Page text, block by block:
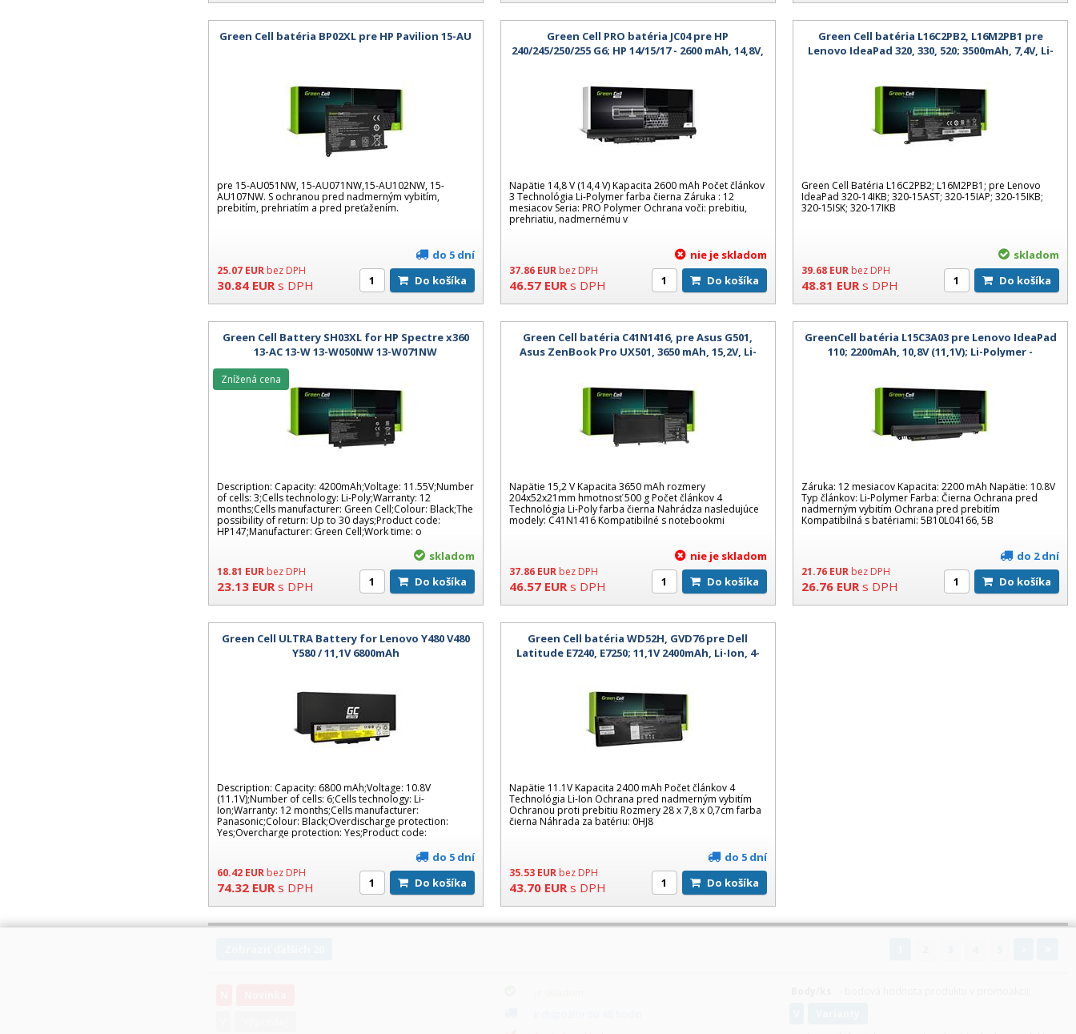
Green Cell batéria BP02XL pre HP Pavilion 15-AU
pre 15-AU051NW, 15-AU071NW,15-AU102NW, 15-
AU107NW. S ochranou pred nadmerným vybitím,
prebitím, prehriatím a pred preťažením.
25.07 EUR bez DPH
30.84 EUR s DPH
do 5 dní
Do košíka
Green Cell PRO batéria JC04 pre HP
240/245/250/255 G6; HP 14/15/17 - 2600 mAh, 14,8V,
Napätie 14,8 V (14,4 V) Kapacita 2600 mAh Počet článkov
3 Technológia Li-Polymer farba čierna Záruka : 12
mesiacov Seria: PRO Polymer Ochrana voči: prebitiu,
prehriatiu, nadmernému v
37.86 EUR bez DPH
46.57 EUR s DPH
nie je skladom
Do košíka
Green Cell batéria L16C2PB2, L16M2PB1 pre
Lenovo IdeaPad 320, 330, 520; 3500mAh, 7,4V, Li-
Green Cell Batéria L16C2PB2; L16M2PB1; pre Lenovo
IdeaPad 320-14IKB; 320-15AST; 320-15IAP; 320-15IKB;
320-15ISK; 320-17IKB
39.68 EUR bez DPH
48.81 EUR s DPH
skladom
Do košíka
Green Cell Battery SH03XL for HP Spectre x360
13-AC 13-W 13-W050NW 13-W071NW
Description: Capacity: 4200mAh;Voltage: 11.55V;Number
of cells: 3;Cells technology: Li-Poly;Warranty: 12
months;Cells manufacturer: Green Cell;Colour: Black;The
possibility of return: Up to 30 days;Product code:
HP147;Manufacturer: Green Cell;Work time: o
18.81 EUR bez DPH
23.13 EUR s DPH
Znížená cena
skladom
Do košíka
Green Cell batéria C41N1416, pre Asus G501,
Asus ZenBook Pro UX501, 3650 mAh, 15,2V, Li-
Napätie 15,2 V Kapacita 3650 mAh rozmery
204x52x21mm hmotnosť 500 g Počet článkov 4
Technológia Li-Poly farba čierna Nahrádza nasledujúce
modely: C41N1416 Kompatibilné s notebookmi
37.86 EUR bez DPH
46.57 EUR s DPH
nie je skladom
Do košíka
GreenCell batéria L15C3A03 pre Lenovo IdeaPad
110; 2200mAh, 10,8V (11,1V); Li-Polymer -
Záruka: 12 mesiacov Kapacita: 2200 mAh Napätie: 10.8V
Typ článkov: Li-Polymer Farba: Čierna Ochrana pred
nadmerným vybitím Ochrana pred prebitím
Kompatibilná s batériami: 5B10L04166, 5B
21.76 EUR bez DPH
26.76 EUR s DPH
do 2 dní
Do košíka
Green Cell ULTRA Battery for Lenovo Y480 V480
Y580 / 11,1V 6800mAh
Description: Capacity: 6800 mAh;Voltage: 10.8V
(11.1V);Number of cells: 6;Cells technology: Li-
Ion;Warranty: 12 months;Cells manufacturer:
Panasonic;Colour: Black;Overdischarge protection:
Yes;Overcharge protection: Yes;Product code:
60.42 EUR bez DPH
74.32 EUR s DPH
do 5 dní
Do košíka
Green Cell batéria WD52H, GVD76 pre Dell
Latitude E7240, E7250; 11,1V 2400mAh, Li-Ion, 4-
Napätie 11.1V Kapacita 2400 mAh Počet článkov 4
Technológia Li-Ion Ochrana pred nadmerným vybitím
Ochranou proti prebitiu Rozmery 28 x 7,8 x 0,7cm farba
čierna Náhrada za batériu: 0HJ8
35.53 EUR bez DPH
43.70 EUR s DPH
do 5 dní
Do košíka